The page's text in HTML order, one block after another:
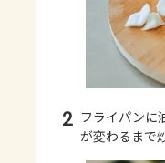
2 フライパンに
が変わるまで